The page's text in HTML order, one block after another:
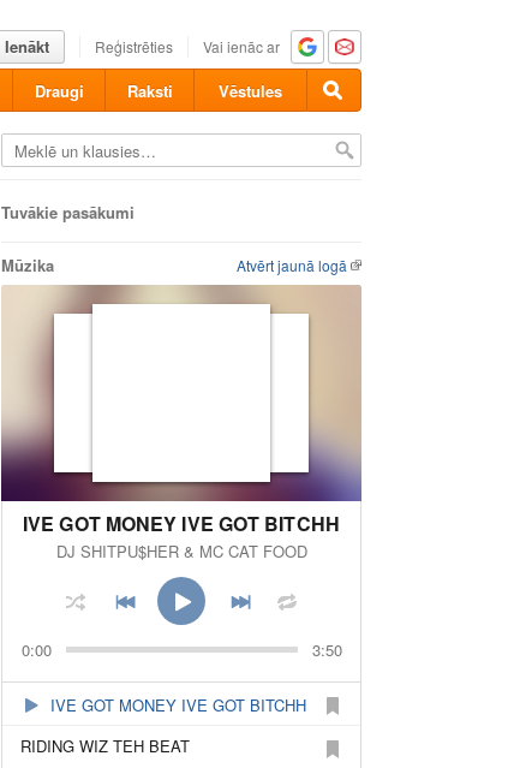
Ienākt Reģistrēties Vai ienāc ar
Draugi Raksti Vēstules
Tuvākie pasākumi
Atvērt jaunā logā
Mūzika
IVE GOT MONEY IVE GOT BITCHH
DJ SHITPU$HER & MC CAT FOOD
0:00 3:50
IVE GOT MONEY IVE GOT BITCHH
RIDING WIZ TEH BEAT